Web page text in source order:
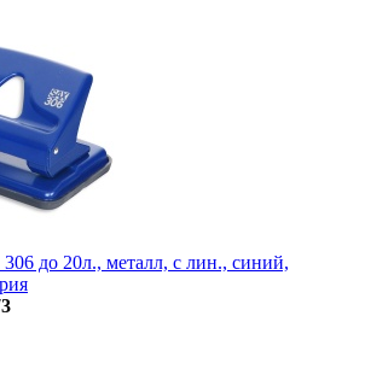
до 20л., металл, с лин., синий,